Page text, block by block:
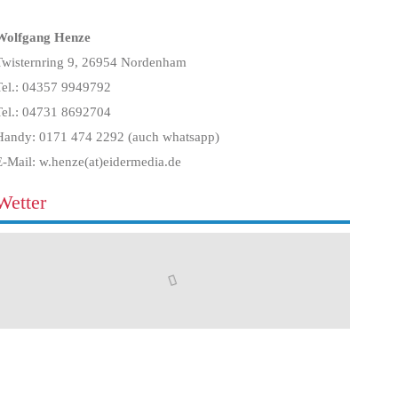
Henze
9, 26954 Nordenham
04357 9949792
04731 8692704
0171 474 2292 (auch whatsapp)
Mail: w.henze(at)eidermedia.de